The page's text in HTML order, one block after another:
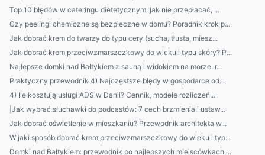
Top 10 błędów w cateringu dietetycznym: jak nie przepłacać, ...
Czy peelingi chemiczne są bezpieczne w domu? Poradnik krok p...
Jak dobrać krem do twarzy do typu cery (sucha, tłusta, miesz...
Jak dobrać krem przeciwzmarszczkowy do wieku i typu skóry? P...
Najlepsze domki nad Bałtykiem z sauną i widokiem na morze: r...
Praktyczny przewodnik 4) Najczęstsze błędy w gospodarce od...
4) Ile kosztują usługi ADS w Danii? Cennik, modele rozliczeń...
|Jak wybrać słuchawki do podcastów: 7 cech brzmienia i ustaw...
Jak dobrać oświetlenie w mieszkaniu? Przewodnik architekta w...
W jaki sposób dobrać krem przeciwzmarszczkowy do wieku i typ...
Domki nad Bałtykiem: przewodnik po najlepszych miejscówkach,...